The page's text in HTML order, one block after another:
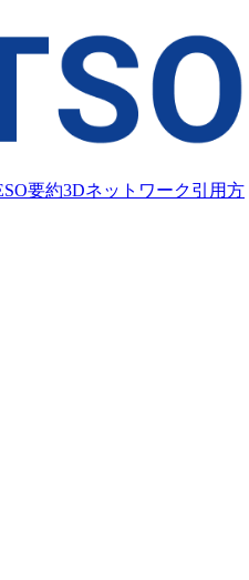
要約3Dネットワーク引用方